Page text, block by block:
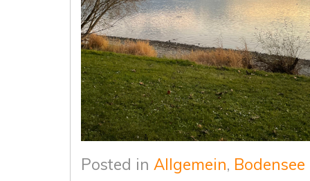
Posted in Allgemein, Bodensee